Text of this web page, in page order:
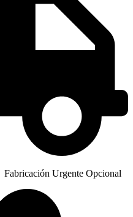
Fabricación Urgente Opcional